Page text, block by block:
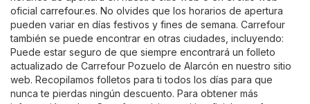
oficial carrefour.es. No olvides que los horarios de apertura
pueden variar en días festivos y fines de semana. Carrefour
también se puede encontrar en otras ciudades, incluyendo:
Puede estar seguro de que siempre encontrará un folleto
actualizado de Carrefour Pozuelo de Alarcón en nuestro sitio
web. Recopilamos folletos para ti todos los días para que
nunca te pierdas ningún descuento. Para obtener más